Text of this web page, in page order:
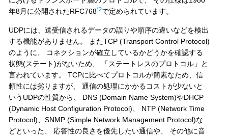
年8月に公開されたRFC768*2で定められています。
UDPには、送受信されるデータの誤りや順序の違いなどを検出
する機能がありません。 またTCP (Transport Control Protocol)
のように、 コネクションが確立しているかどうかを確認する
状態(ステート)がないため、 「ステートレスのプロトコル」と
言われています。 TCPに比べてプロトコルが簡素なため、信
頼性には劣りますが、 通信の処理にかかるコストが少ないと
いうUDPの性質から、 DNS (Domain Name System)やDHCP
(Dynamic Host Configuration Protocol)、 NTP (Network Time
Protocol)、SNMP (Simple Network Management Protocol)な
どといった、 応答性の良さを優先したい通信や、 その他に音